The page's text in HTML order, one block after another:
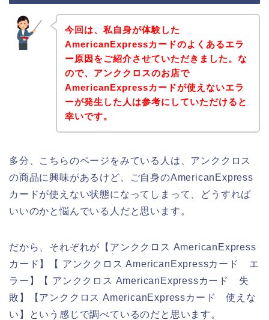
今回は、私自身が体験した
AmericanExpressカードのよくあるエラ
ー原因をご紹介させていただきました。な
ので、アンククロスのお店で
AmericanExpressカードが使えないエラ
ーが発生した人は参考にしていただけると
幸いです。
多分、こちらのページをみている人は、アンククロス
の商品に興味があるけど、ご自身のAmericanExpress
カードが使えない状態になってしまって、どうすれば
いいのかと悩んでいる人だと思います。
だから、それぞれが【アンククロス AmericanExpress
カード】【 アンククロス AmericanExpressカード エ
ラー】【 アンククロス AmericanExpressカード 失
敗】【アンククロス AmericanExpressカード 使えな
い】という感じで調べているのだと思います。